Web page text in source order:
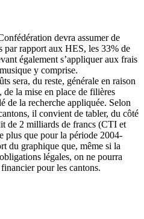
devra assumer de
par rapport aux HES, les 33% de
également s’appliquer aux frais
y comprise.
sera, du reste, générale en raison
de la mise en place de filières
de la recherche appliquée. Selon
il convient de tabler, du côté
de 2 milliards de francs (CTI et
plus que pour la période 2004-
du graphique que, même si la
légales, on ne pourra
pour les cantons.